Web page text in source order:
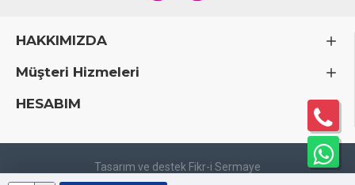
HAKKIMIZDA
Müşteri Hizmeleri
HESABIM
Tasarım ve destek Fikr-i Sermaye